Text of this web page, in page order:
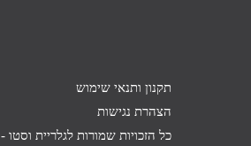
תקנון ותנאי שימוש
הצהרת נגישות
כל הזכויות שמורות לגלריית וסטו -